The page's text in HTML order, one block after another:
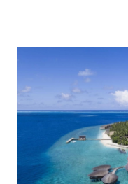
THE ST. REGIS
МАНИФЕСТ
ОКЕАНА
Подробнее